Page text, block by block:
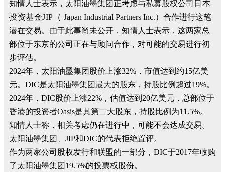
知情人士表示，太阳油墨集团正考虑与私募股权公司 日本
投资基金JIP（ Japan Industrial Partners Inc.）合作进行这笔
潜在交易。由于此事尚未公开，知情人士表示，这两家总
部位于东京的公司正在与顾问合作，对可能的交易进行初
步评估。
2024年，太阳油墨集团股价上涨32%，市值达到约15亿美
元。DIC是太阳油墨集团最大的股东，持股比例超过19%。
2024年，DIC股价上涨22%，估值达到20亿美元，总部位于
香港的投资者Oasis是其第二大股东，持股比例为11.5%。
知情人士称，相关考虑仍在进行中，可能不会达成交易。
太阳油墨集团、JIP和DIC的代表拒绝置评。
作为两家公司股权发行和联盟的一部分，DIC于2017年收购
了太阳油墨集团19.5%的投票权股份。